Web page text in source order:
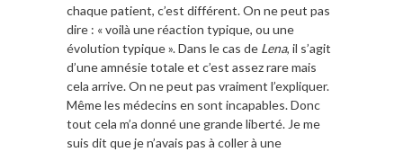
chaque patient, c’est différent. On ne peut pas
dire : « voilà une réaction typique, ou une
évolution typique ». Dans le cas de Lena, il s’agit
d’une amnésie totale et c’est assez rare mais
cela arrive. On ne peut pas vraiment l’expliquer.
Même les médecins en sont incapables. Donc
tout cela m’a donné une grande liberté. Je me
suis dit que je n’avais pas à coller à une